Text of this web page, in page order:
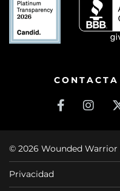
© 2026 Wounded Warrior
Privacidad